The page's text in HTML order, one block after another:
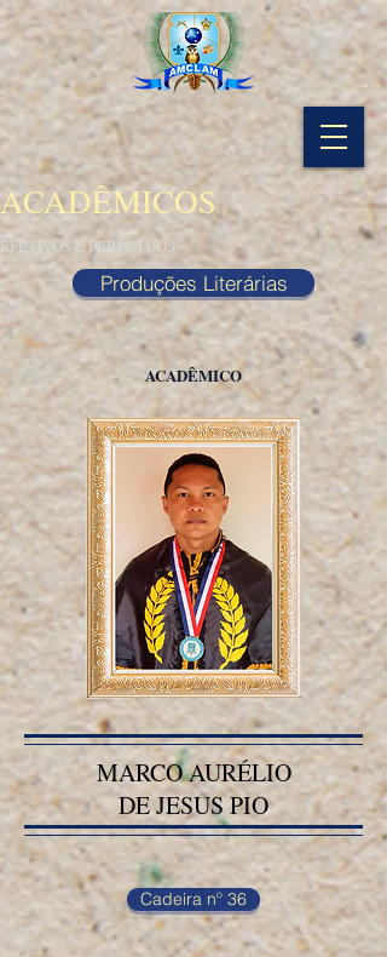
ACADÊMICOS
EFETIVOS E PERPÉTUOS
Produções Literárias
ACADÊMICO
MARCO AURÉLIO
DE JESUS PIO
Cadeira nº 36